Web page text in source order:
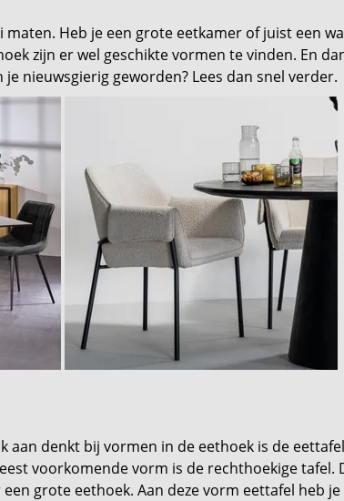
maten. Heb je een grote eetkamer of juist een
zijn er wel geschikte vormen te vinden. En
nieuwsgierig geworden? Lees dan snel verder.
aan denkt bij vormen in de eethoek is de
voorkomende vorm is de rechthoekige tafel.
grote eethoek. Aan deze vorm eettafel heb